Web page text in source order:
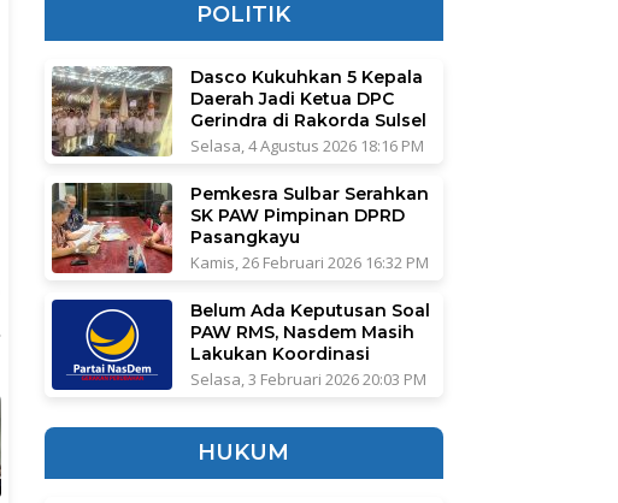
POLITIK
Dasco Kukuhkan 5 Kepala
Daerah Jadi Ketua DPC
Gerindra di Rakorda Sulsel
Selasa, 4 Agustus 2026 18:16 PM
Pemkesra Sulbar Serahkan
SK PAW Pimpinan DPRD
Pasangkayu
Kamis, 26 Februari 2026 16:32 PM
Belum Ada Keputusan Soal
PAW RMS, Nasdem Masih
Lakukan Koordinasi
Selasa, 3 Februari 2026 20:03 PM
HUKUM